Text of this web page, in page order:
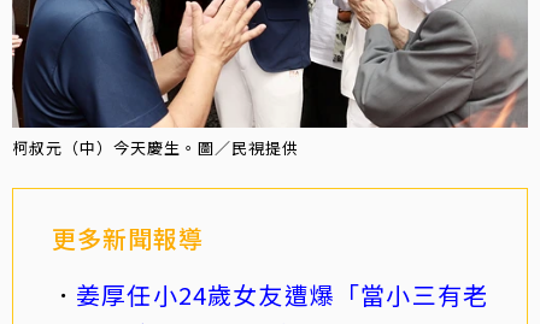
柯叔元（中）今天慶生。圖／民視提供
更多新聞報導
姜厚任小24歲女友遭爆「當小三有老